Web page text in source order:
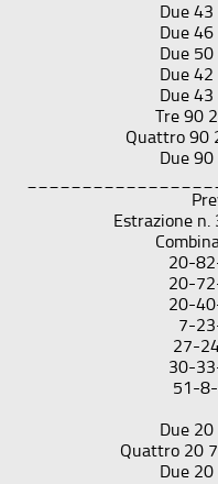
Due
Due
Due
Due
Due
Tre 90
Quattro 90
Due
Estrazione
20-
20-
20-
7-
27-
30-
51-
Due
Quattro 20
Due